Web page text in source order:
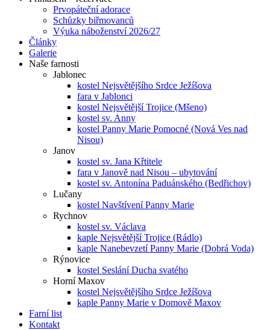
Prvopáteční adorace
Schůzky biřmovanců
Výuka náboženství 2026/27
Články
Galerie
Naše farnosti
Jablonec
kostel Nejsvětějšího Srdce Ježíšova
fara v Jablonci
kostel Nejsvětější Trojice (Mšeno)
kostel sv. Anny
kostel Panny Marie Pomocné (Nová Ves nad
Nisou)
Janov
kostel sv. Jana Křtitele
fara v Janově nad Nisou – ubytování
kostel sv. Antonína Paduánského (Bedřichov)
Lučany
kostel Navštívení Panny Marie
Rychnov
kostel sv. Václava
kaple Nejsvětější Trojice (Rádlo)
kaple Nanebevzetí Panny Marie (Dobrá Voda)
Rýnovice
kostel Seslání Ducha svatého
Horní Maxov
kostel Nejsvětějšího Srdce Ježíšova
kaple Panny Marie v Domově Maxov
Farní list
Kontakt